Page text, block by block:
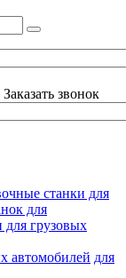
Заказать звонок
станки для
для
для грузовых
автомобилей для